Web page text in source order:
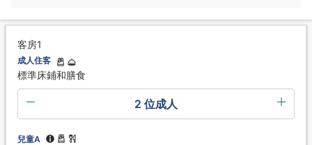
客房1
成人住客
標準床鋪和膳食
2 位成人
兒童A